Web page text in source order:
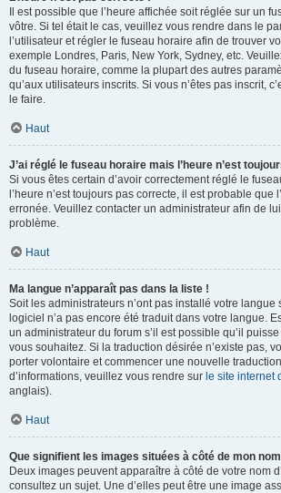
Il est possible que l’heure affichée soit réglée sur un
vôtre. Si tel était le cas, veuillez vous rendre dans le
l’utilisateur et régler le fuseau horaire afin de trouver
exemple Londres, Paris, New York, Sydney, etc.
du fuseau horaire, comme la plupart des autres
qu’aux utilisateurs inscrits. Si vous n’êtes pas inscrit,
le faire.
Haut
J’ai réglé le fuseau horaire mais l’heure n’est
Si vous êtes certain d’avoir correctement réglé le
l’heure n’est toujours pas correcte, il est probable que
erronée. Veuillez contacter un administrateur afin de
problème.
Haut
Ma langue n’apparaît pas dans la liste !
Soit les administrateurs n’ont pas installé votre langue
logiciel n’a pas encore été traduit dans votre langue.
un administrateur du forum s’il est possible qu’il
vous souhaitez. Si la traduction désirée n’existe pas,
porter volontaire et commencer une nouvelle
d’informations, veuillez vous rendre sur le site internet
anglais).
Haut
Que signifient les images situées à côté de mon
Deux images peuvent apparaître à côté de votre nom
consultez un sujet. Une d’elles peut être une image